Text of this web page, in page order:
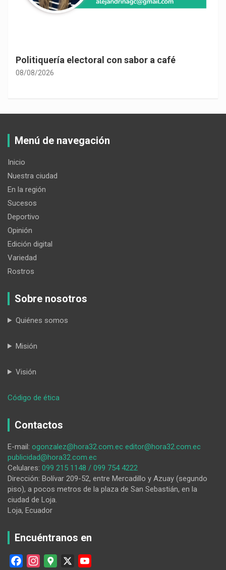
Politiquería electoral con sabor a café
08/08/2026
Menú de navegación
Inicio
Nuestra ciudad
En la región
Sucesos
Deportivo
Opinión
Edición digital
Variedad
Rostros
Sobre nosotros
Quiénes somos
Misión
Visión
Código de ética
12-
Contactos
E-mail: ogonzalez@hora32.com.ec editor@hora32.com.ec
publicidad@hora32.com.ec
Celulares: 099 215 1148 / 099 754 4222
Dirección: Bolívar 209-52, entre Mercadillo y Azuay (segundo
piso), a pocos metros de la plaza de San Sebastián, en la
ciudad de Loja.
Loja, Ecuador
Encuéntranos en